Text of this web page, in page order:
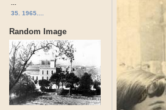
35. 1965....
Random Image